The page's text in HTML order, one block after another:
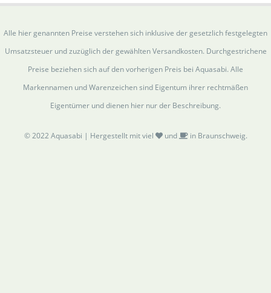
Alle hier genannten Preise verstehen sich inklusive der gesetzlich festgelegten
Umsatzsteuer und zuzüglich der gewählten Versandkosten. Durchgestrichene
Preise beziehen sich auf den vorherigen Preis bei Aquasabi. Alle
Markennamen und Warenzeichen sind Eigentum ihrer rechtmäßen
Eigentümer und dienen hier nur der Beschreibung.
© 2022 Aquasabi | Hergestellt mit viel und in Braunschweig.